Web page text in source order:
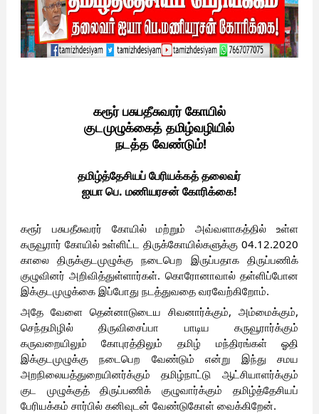
கரூர் பசுபதீசுவரர் கோயில்
குடமுழுக்கைத் தமிழ்வழியில்
நடத்த வேண்டும்!
தமிழ்த்தேசியப் பேரியக்கத் தலைவர்
ஐயா பெ. மணியரசன் கோரிக்கை!
கரூர் பசுபதீசுவரர் கோயில் மற்றும் அவ்வளாகத்தில் உள்ள
கருவூரார் கோயில் உள்ளிட்ட திருக்கோயில்களுக்கு 04.12.2020
காலை திருக்குடமுழுக்கு நடைபெற இருப்பதாக திருப்பணிக்
குழுவினர் அறிவித்துள்ளார்கள். கொரோனாவால் தள்ளிப்போன
இக்குடமுழுக்கை இப்போது நடத்துவதை வரவேற்கிறோம்.
அதே வேளை தென்னாடுடைய சிவனார்க்கும், அம்மைக்கும்,
செந்தமிழில் திருவிசைப்பா பாடிய கருவூரார்க்கும்
கருவறையிலும் கோபுரத்திலும் தமிழ் மந்திரங்கள் ஓதி
இக்குடமுழுக்கு நடைபெற வேண்டும் என்று இந்து சமய
அறநிலையத்துறையினர்க்கும் தமிழ்நாட்டு ஆட்சியாளர்க்கும்
குட முழுக்குத் திருப்பணிக் குழுவார்க்கும் தமிழ்த்தேசியப்
பேரியக்கம் சார்பில் கனிவுடன் வேண்டுகோள் வைக்கிறேன்.